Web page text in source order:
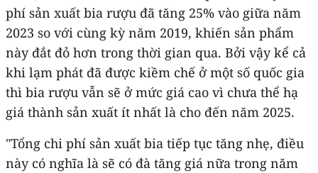
phí sản xuất bia rượu đã tăng 25% vào giữa năm
2023 so với cùng kỳ năm 2019, khiến sản phẩm
này đắt đỏ hơn trong thời gian qua. Bởi vậy kể cả
khi lạm phát đã được kiềm chế ở một số quốc gia
thì bia rượu vẫn sẽ ở mức giá cao vì chưa thể hạ
giá thành sản xuất ít nhất là cho đến năm 2025.
"Tổng chi phí sản xuất bia tiếp tục tăng nhẹ, điều
này có nghĩa là sẽ có đà tăng giá nữa trong năm